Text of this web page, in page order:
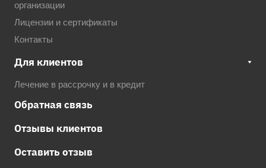
организации
Лицензии и сертификаты
Контакты
Для клиентов
Лечение в рассрочку и в кредит
Обратная связь
Отзывы клиентов
Оставить отзыв